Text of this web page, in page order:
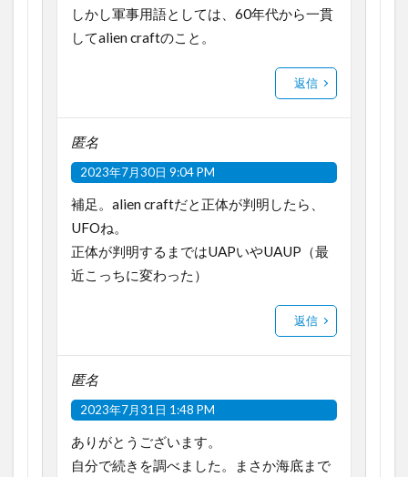
しかし軍事用語としては、60年代から一貫
してalien craftのこと。
返信
匿名
2023年7月30日 9:04 PM
補足。alien craftだと正体が判明したら、
UFOね。
正体が判明するまではUAPいやUAUP（最
近こっちに変わった）
返信
匿名
2023年7月31日 1:48 PM
ありがとうございます。
自分で続きを調べました。まさか海底まで